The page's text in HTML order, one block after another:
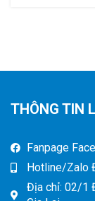
THÔNG TIN
Fanpage
Hotline/Zalo
Địa chỉ: 02/1